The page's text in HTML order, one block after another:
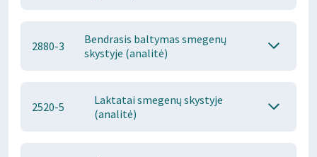
2880-3
Bendrasis baltymas smegenų
skystyje (analitė)
2520-5
Laktatai smegenų skystyje
(analitė)